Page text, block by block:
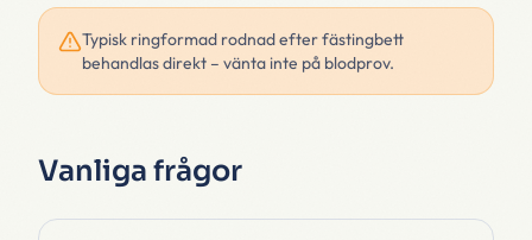
Typisk ringformad rodnad efter fästingbett
behandlas direkt – vänta inte på blodprov.
Vanliga frågor